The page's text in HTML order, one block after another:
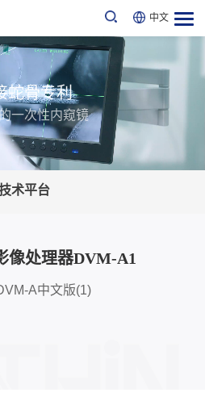
中文
蛇骨专利
的一次性内窥镜
术平台
像处理器DVM-A1